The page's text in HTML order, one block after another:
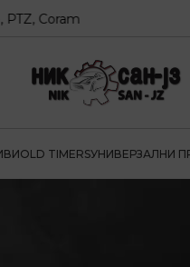
OLD TIMERSУНИВЕРЗАЛНИ